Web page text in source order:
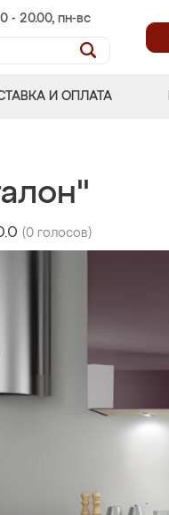
- 20.00, пн-вс
И ОПЛАТА
(0 голосов)